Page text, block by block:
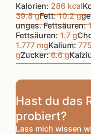
Kalorien: 286 kcal
39.8 gFett:10.2 g
unges. Fettsäuren:
Fettsäuren:1.7 g
1.777 mgKalium:
gZucker:6.6 g
Hast du das
probiert?
Lass mich wissen